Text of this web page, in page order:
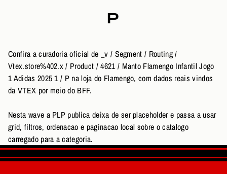
P
Confira a curadoria oficial de _v / Segment / Routing /
Vtex.store%402.x / Product / 4621 / Manto Flamengo Infantil Jogo
1 Adidas 2025 1 / P na loja do Flamengo, com dados reais vindos
da VTEX por meio do BFF.
Nesta wave a PLP publica deixa de ser placeholder e passa a usar
grid, filtros, ordenacao e paginacao local sobre o catalogo
carregado para a categoria.